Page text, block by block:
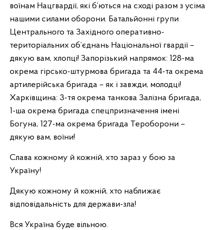
воїнам Нацгвардії, які б’ються на сході разом з усіма
нашими силами оборони. Батальйонні групи
Центрального та Західного оперативно-
територіальних об’єднань Національної гвардії –
дякую вам, хлопці! Запорізький напрямок: 128-ма
окрема гірсько-штурмова бригада та 44-та окрема
артилерійська бригада – як і завжди, молодці!
Харківщина: 3-тя окрема танкова Залізна бригада,
1-ша окрема бригада спецпризначення імені
Богуна, 127-ма окрема бригада Тероборони –
дякую вам, воїни!
Слава кожному й кожній, хто зараз у бою за
Україну!
Дякую кожному й кожній, хто наближає
відповідальність для держави-зла!
Вся Україна буде вільною.